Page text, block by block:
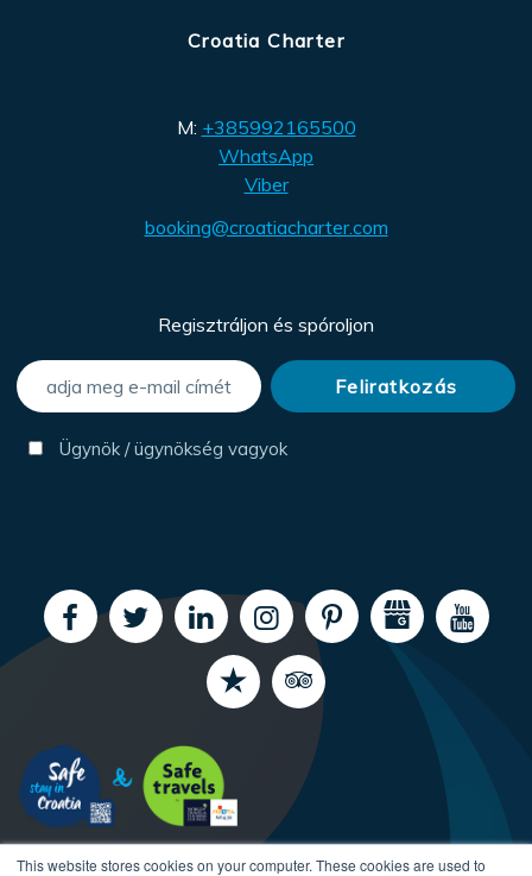
This website stores cookies on your computer. These cookies are used to
Croatia Charter
M: +385992165500
WhatsApp
Viber
booking@croatiacharter.com
Regisztráljon és spóroljon
Ügynök / ügynökség vagyok